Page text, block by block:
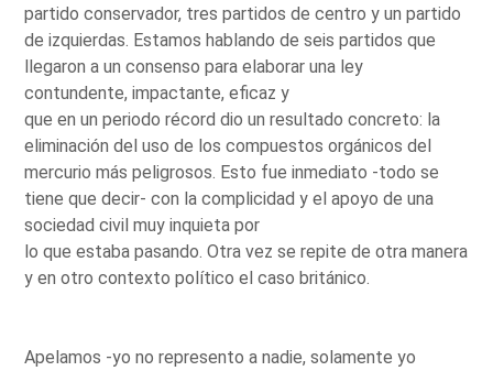
partido conservador, tres partidos de centro y un partido
de izquierdas. Estamos hablando de seis partidos que
llegaron a un consenso para elaborar una ley
contundente, impactante, eficaz y
que en un periodo récord dio un resultado concreto: la
eliminación del uso de los compuestos orgánicos del
mercurio más peligrosos. Esto fue inmediato -todo se
tiene que decir- con la complicidad y el apoyo de una
sociedad civil muy inquieta por
lo que estaba pasando. Otra vez se repite de otra manera
y en otro contexto político el caso británico.
Apelamos -yo no represento a nadie, solamente yo